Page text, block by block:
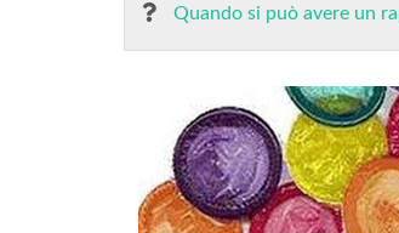
Quando si può avere un